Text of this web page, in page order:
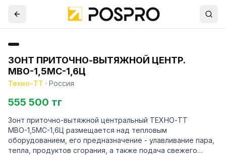
ЗОНТ ПРИТОЧНО-ВЫТЯЖНОЙ ЦЕНТР.
МВО-1,5МС-1,6Ц
Техно-ТТ · Россия
555 500 тг
Зонт приточно-вытяжной центральный ТЕХНО-ТТ
МВО-1,5МС-1,6Ц размещается над тепловым
оборудованием, его предназначение - улавливание пара,
тепла, продуктов сгорания, а также подача свежего